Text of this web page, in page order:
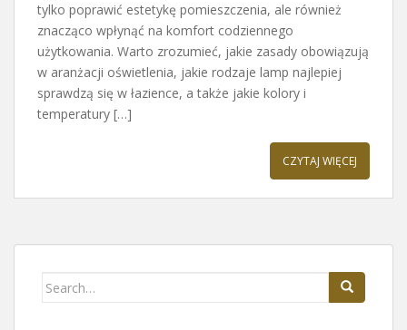
tylko poprawić estetykę pomieszczenia, ale również
znacząco wpłynąć na komfort codziennego
użytkowania. Warto zrozumieć, jakie zasady obowiązują
w aranżacji oświetlenia, jakie rodzaje lamp najlepiej
sprawdzą się w łazience, a także jakie kolory i
temperatury […]
CZYTAJ WIĘCEJ
Search